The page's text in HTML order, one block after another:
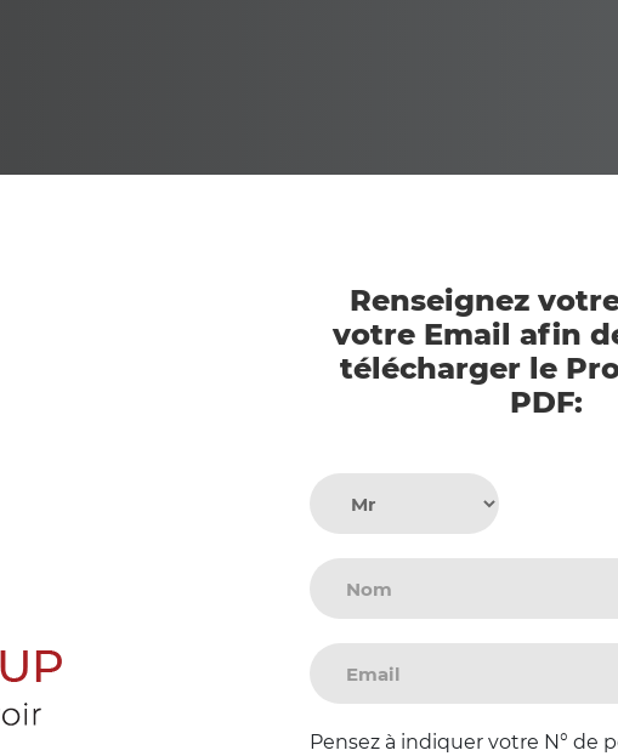
Renseignez
votre Email afin
télécharger le
PDF:
Pensez à indiquer votre N° de